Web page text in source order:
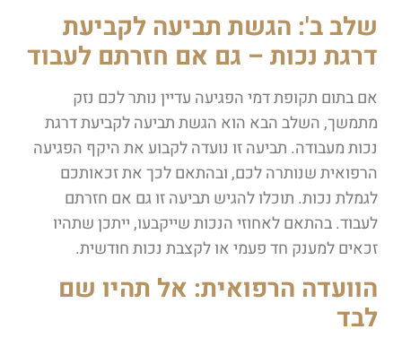
שלב ב': הגשת תביעה לקביעת
דרגת נכות – גם אם חזרתם לעבוד
אם בתום תקופת דמי הפגיעה עדיין נותר לכם נזק
מתמשך, השלב הבא הוא הגשת תביעה לקביעת דרגת
נכות מעבודה. תביעה זו נועדה לקבוע את היקף הפגיעה
הרפואית שנותרה לכם, ובהתאם לכך את זכאותכם
לגמלת נכות. תוכלו להגיש תביעה זו גם אם חזרתם
לעבוד. בהתאם לאחוזי הנכות שייקבעו, ייתכן שתהיו
זכאים למענק חד פעמי או לקצבת נכות חודשית.
הוועדה הרפואית: אל תהיו שם
לבד